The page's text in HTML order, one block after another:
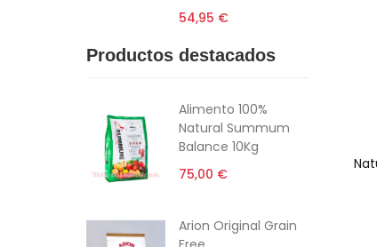
54,95 €
Productos destacados
Alimento 100%
Natural Summum
Balance 10Kg
75,00 €
Arion Original Grain